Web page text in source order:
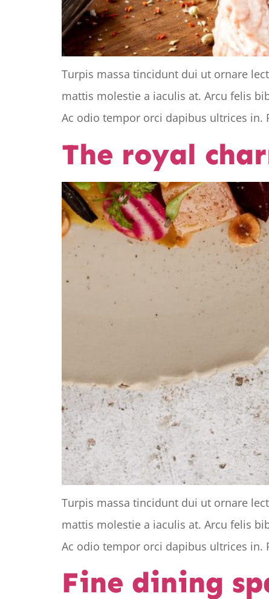
Turpis massa tincidunt dui ut ornare
mattis molestie a iaculis at. Arcu felis
Ac odio tempor orci dapibus ultrices in.
The royal
Turpis massa tincidunt dui ut ornare
mattis molestie a iaculis at. Arcu felis
Ac odio tempor orci dapibus ultrices in.
Fine dining